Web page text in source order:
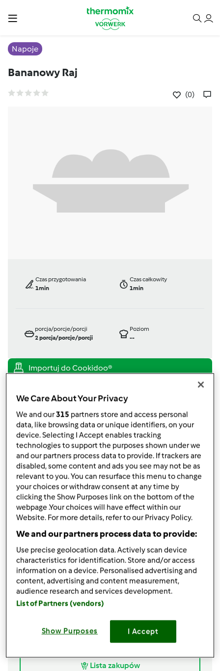
Napoje
Bananowy Raj
(0)
Czas przygotowania
1min
Czas całkowity
1min
porcja/porcje/porcji
2porcja/porcje/porcji
Poziom
--
przezGość
zmieniono dnia: 29/11/11
Dodaj do moich kolekcji
podziel się przepisem
Stwórz wariant
Składniki
2 zamrożone obrane i pokrojone wkawałki
banany
350 ml mleka słodkiego
6łyżeczekkakao rozpuszczalnego
2-3łyżeczki dobrej kawy rozpuszczalnej
Lista zakupów
We Care About Your Privacy
We and our315 partners store and access personal
data, like browsing data or unique identifiers, on your
device. Selecting I Accept enables tracking
technologies to support the purposes shown under we
and our partners process data to provide. If trackers are
disabled, some content and ads you see may not be as
relevant to you. You can resurface this menu to change
your choices or withdraw consent at any time by
clicking the Show Purposes link on the bottom of the
webpage .Your choices will have effect within our
Website. For more details, refer to our Privacy Policy.
We and our partners process data to provide:
Use precise geolocation data. Actively scan device
characteristics for identification. Store and/or access
information on a device. Personalised advertising and
content, advertising and content measurement,
audience research and services development.
List of Partners (vendors)
Show Purposes I Accept